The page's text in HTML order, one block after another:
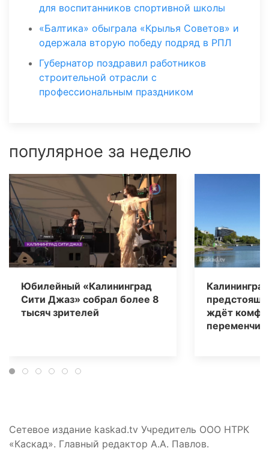
для воспитанников спортивной школы
«Балтика» обыграла «Крылья Советов» и
одержала вторую победу подряд в РПЛ
Губернатор поздравил работников
строительной отрасли с
профессиональным праздником
популярное за неделю
Юбилейный «Калининград
Сити Джаз» собрал более 8
тысяч зрителей
ждёт
Сетевое издание kaskad.tv Учредитель ООО НТРК
«Каскад». Главный редактор А.А. Павлов.